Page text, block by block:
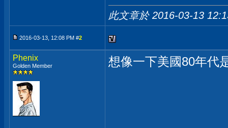
此文章於 2016-03-13
2016-03-13, 12:08 PM #2
Phenix
Golden Member 想像一下美國80年代